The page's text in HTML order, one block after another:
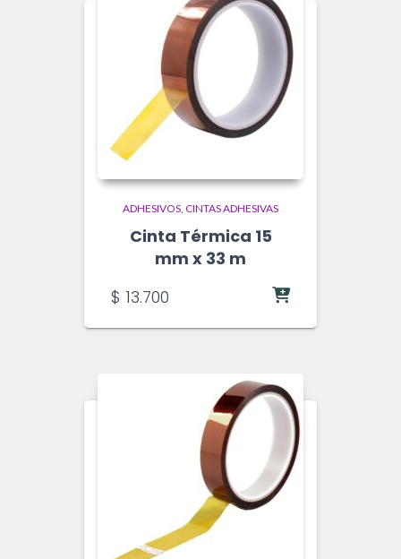
ADHESIVOS CINTAS ADHESIVAS
Cinta Térmica 15
mm x 33 m
$ 13.700